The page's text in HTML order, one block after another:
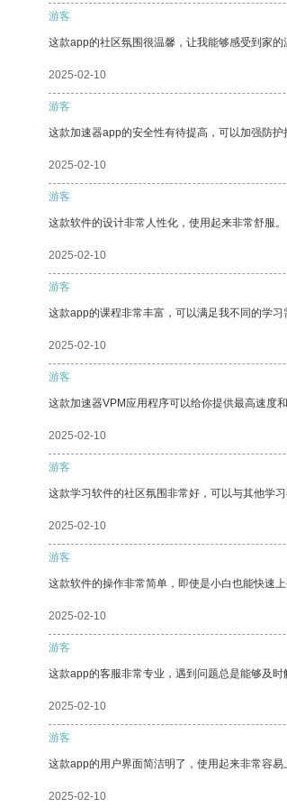
游客
这款app的社区氛围很温馨，让我能够感受到家的
2025-02-10
游客
这款加速器app的安全性有待提高，可以加强防护
2025-02-10
游客
这款软件的设计非常人性化，使用起来非常舒服。
2025-02-10
游客
这款app的课程非常丰富，可以满足我不同的学习
2025-02-10
游客
这款加速器VPM应用程序可以给你提供最高速度
2025-02-10
游客
这款学习软件的社区氛围非常好，可以与其他学习
2025-02-10
游客
这款软件的操作非常简单，即使是小白也能快速上
2025-02-10
游客
这款app的客服非常专业，遇到问题总是能够及时
2025-02-10
游客
这款app的用户界面简洁明了，使用起来非常容易
2025-02-10